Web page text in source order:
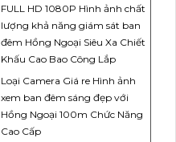
FULL HD 1080P Hình ảnh chất
lượng khả năng giám sát ban
đêm Hồng Ngoại Siêu Xa Chiết
Khấu Cao Bao Công Lắp
Loại Camera Giá re Hình ảnh
xem ban đêm sáng đẹp với
Hồng Ngoại 100m Chức Năng
Cao Cấp